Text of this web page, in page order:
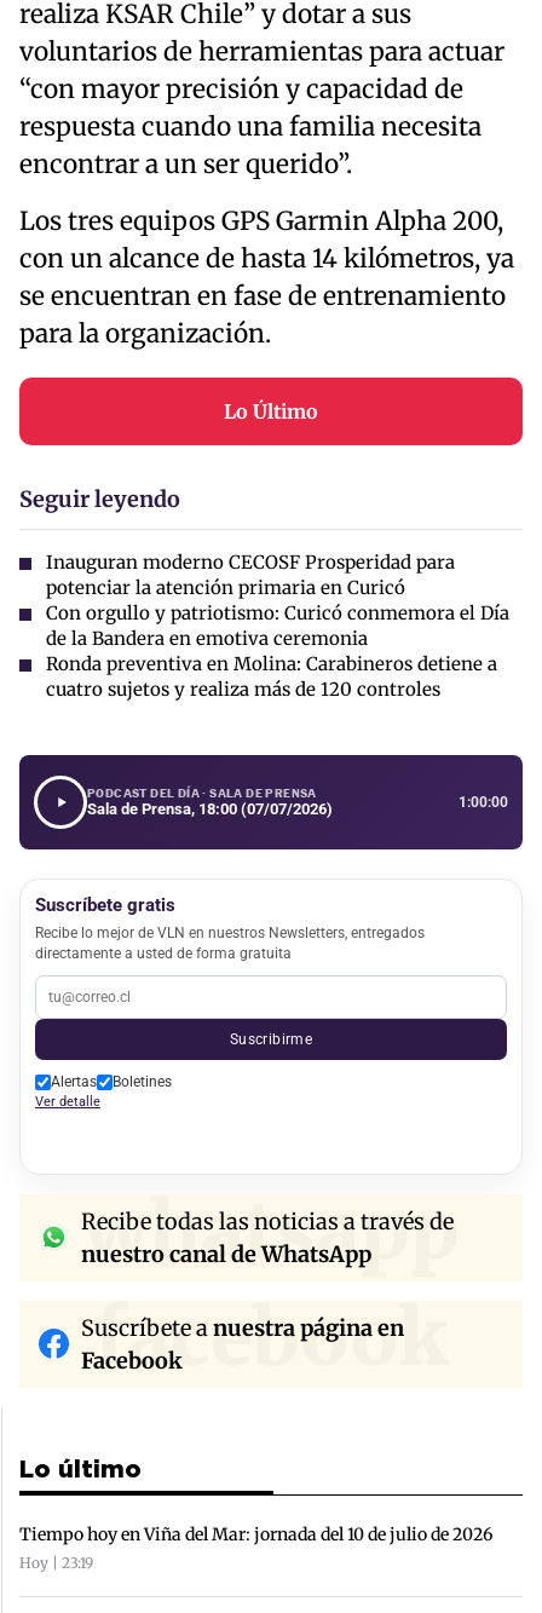
realiza KSAR Chile” y dotar a sus
voluntarios de herramientas para actuar
“con mayor precisión y capacidad de
respuesta cuando una familia necesita
encontrar a un ser querido”.
Los tres equipos GPS Garmin Alpha 200,
con un alcance de hasta 14 kilómetros, ya
se encuentran en fase de entrenamiento
para la organización.
Lo Último
Seguir leyendo
Inauguran moderno CECOSF Prosperidad para
potenciar la atención primaria en Curicó
Con orgullo y patriotismo: Curicó conmemora el Día
de la Bandera en emotiva ceremonia
Ronda preventiva en Molina: Carabineros detiene a
cuatro sujetos y realiza más de 120 controles
PODCAST DEL DÍA · SALA DE PRENSA
Sala de Prensa, 18:00 (07/07/2026) 1:00:00
Suscríbete gratis
Recibe lo mejor de VLN en nuestros Newsletters, entregados
directamente a usted de forma gratuita
Suscribirme
Alertas Boletines
Ver detalle
whatsapp
Recibe todas las noticias a través de
nuestro canal de WhatsApp
facebook
Suscríbete anuestra página en
Facebook
Lo último
Tiempo hoy en Viña del Mar: jornada del 10 de julio de 2026
Hoy | 23:19